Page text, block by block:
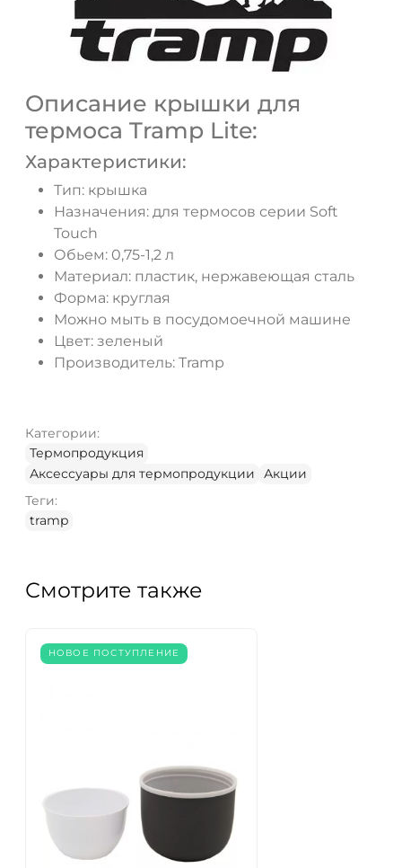
Описание крышки для
термоса Tramp Lite:
Характеристики:
Тип: крышка
Назначения: для термосов серии Soft
Touch
Обьем: 0,75-1,2 л
Материал: пластик, нержавеющая сталь
Форма: круглая
Можно мыть в посудомоечной машине
Цвет: зеленый
Производитель: Tramp
Категории:
Термопродукция
Аксессуары для термопродукции
Акции
Теги:
tramp
Смотрите также
НОВОЕ ПОСТУПЛЕНИЕ
ДА НЕТ